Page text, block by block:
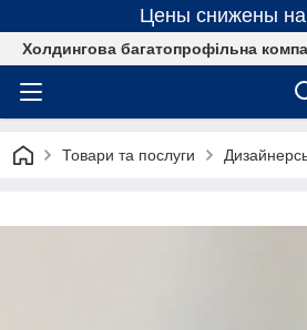
Цены снижены
Холдингова багатопрофільна
Товари та послуги